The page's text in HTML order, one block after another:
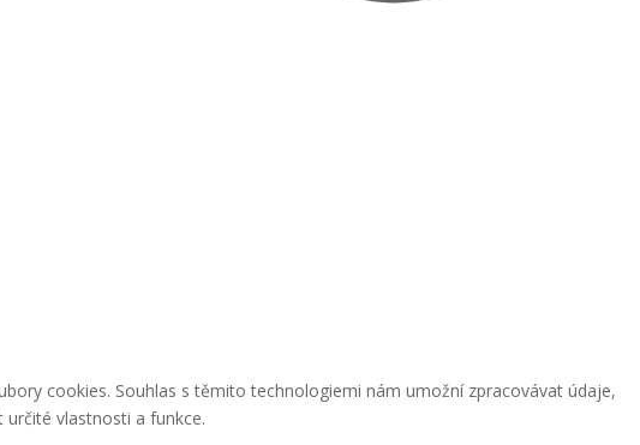
cookies. Souhlas s těmito technologiemi nám umožní zpracovávat údaje,
vlastnosti a funkce.